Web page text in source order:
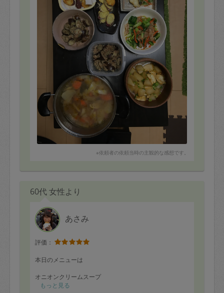
※依頼者の依頼当時の主観的な感想です。
60代 女性より
あさみ
評価：
本日のメニューは
オニオンクリームスープ
サニーレタスとチーズのサラダ
もっと見る